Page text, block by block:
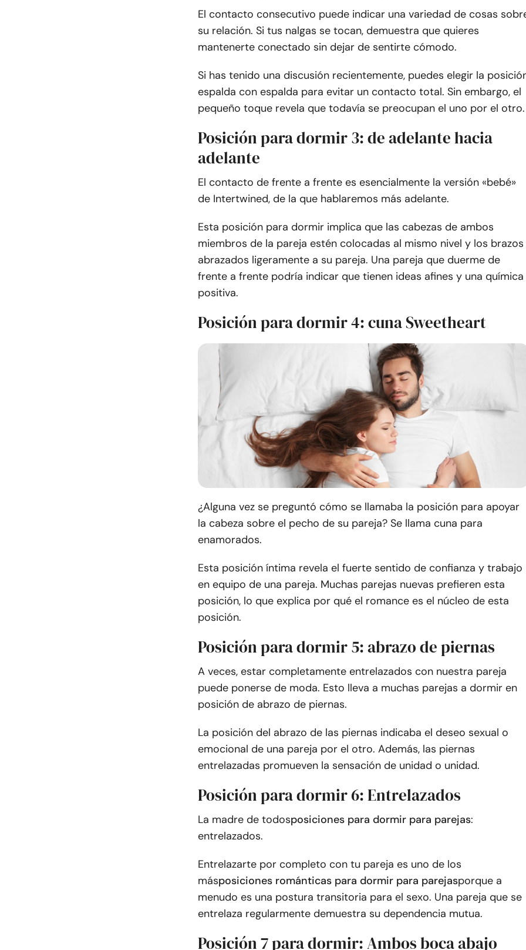
El contacto consecutivo puede indicar una variedad de cosas
su relación. Si tus nalgas se tocan, demuestra que quieres
mantenerte conectado sin dejar de sentirte cómodo.
Si has tenido una discusión recientemente, puedes elegir la
espalda con espalda para evitar un contacto total. Sin embargo, el
pequeño toque revela que todavía se preocupan el uno por el otro.
Posición para dormir 3: de adelante hacia
adelante
El contacto de frente a frente es esencialmente la versión «bebé»
de Intertwined, de la que hablaremos más adelante.
Esta posición para dormir implica que las cabezas de ambos
miembros de la pareja estén colocadas al mismo nivel y los brazos
abrazados ligeramente a su pareja. Una pareja que duerme de
frente a frente podría indicar que tienen ideas afines y una química
positiva.
Posición para dormir 4: cuna Sweetheart
¿Alguna vez se preguntó cómo se llamaba la posición para apoyar
la cabeza sobre el pecho de su pareja? Se llama cuna para
enamorados.
Esta posición íntima revela el fuerte sentido de confianza y trabajo
en equipo de una pareja. Muchas parejas nuevas prefieren esta
posición, lo que explica por qué el romance es el núcleo de esta
posición.
Posición para dormir 5: abrazo de piernas
A veces, estar completamente entrelazados con nuestra pareja
puede ponerse de moda. Esto lleva a muchas parejas a dormir en
posición de abrazo de piernas.
La posición del abrazo de las piernas indicaba el deseo sexual o
emocional de una pareja por el otro. Además, las piernas
entrelazadas promueven la sensación de unidad o unidad.
Posición para dormir 6: Entrelazados
La madre de todosposiciones para dormir para parejas:
entrelazados.
Entrelazarte por completo con tu pareja es uno de los
másposiciones románticas para dormir para parejasporque a
menudo es una postura transitoria para el sexo. Una pareja que se
entrelaza regularmente demuestra su dependencia mutua.
Posición 7 para dormir: Ambos boca abajo